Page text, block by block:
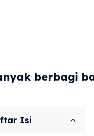
berbagi
Isi